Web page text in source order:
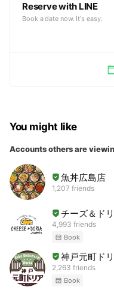
Reserve with LINE
Book a date now. It's easy.
You might like
Accounts others are
魚丼広島店
1,207 friends
チーズ＆ド
4,993 friends
Book
神戸元町ド
2,263 friends
Book